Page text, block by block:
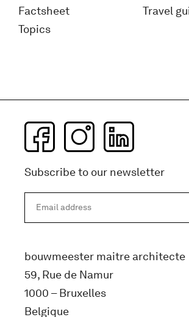
Factsheet
Topics
Travel
Subscribe to our newsletter
bouwmeester maitre architecte
59, Rue de Namur
1000 – Bruxelles
Belgique